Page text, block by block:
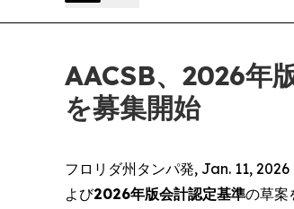
AACSB、2026年
を募集開始
フロリダ州タンパ発, Jan. 11,
よび2026年版会計認定基準の草案